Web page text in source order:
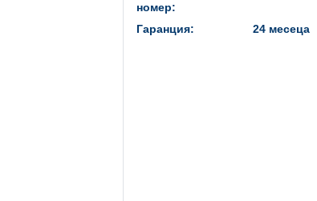
номер:
Гаранция: 24 месеца